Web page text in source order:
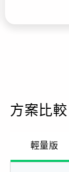
方案比較
輕量版